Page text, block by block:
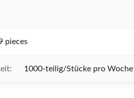
pieces
1000-teilig/Stücke pro Woche